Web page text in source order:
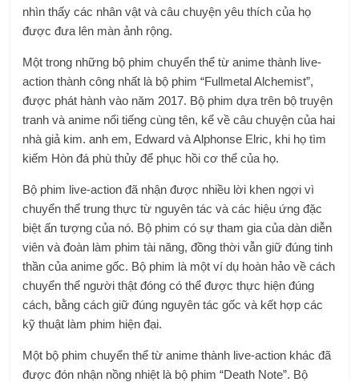
nhìn thấy các nhân vật và câu chuyện yêu thích của họ
được đưa lên màn ảnh rộng.
Một trong những bộ phim chuyển thể từ anime thành live-
action thành công nhất là bộ phim “Fullmetal Alchemist”,
được phát hành vào năm 2017. Bộ phim dựa trên bộ truyện
tranh và anime nổi tiếng cùng tên, kể về câu chuyện của hai
nhà giả kim. anh em, Edward và Alphonse Elric, khi họ tìm
kiếm Hòn đá phù thủy để phục hồi cơ thể của họ.
Bộ phim live-action đã nhận được nhiều lời khen ngợi vì
chuyển thể trung thực từ nguyên tác và các hiệu ứng đặc
biệt ấn tượng của nó. Bộ phim có sự tham gia của dàn diễn
viên và đoàn làm phim tài năng, đồng thời vẫn giữ đúng tinh
thần của anime gốc. Bộ phim là một ví dụ hoàn hảo về cách
chuyển thể người thật đóng có thể được thực hiện đúng
cách, bằng cách giữ đúng nguyên tác gốc và kết hợp các
kỹ thuật làm phim hiện đại.
Một bộ phim chuyển thể từ anime thành live-action khác đã
được đón nhận nồng nhiệt là bộ phim “Death Note”. Bộ